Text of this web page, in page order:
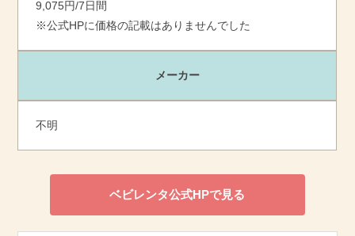
9,075円/7日間
※公式HPに価格の記載はありませんでした
メーカー
不明
ベビレンタ公式HPで見る